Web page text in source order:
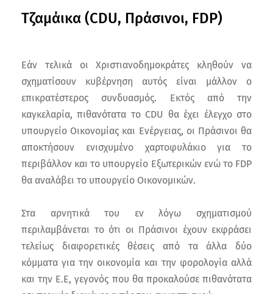
Τζαμάικα (CDU, Πράσινοι, FDP)
Εάν τελικά οι Χριστιανοδημοκράτες κληθούν να
σχηματίσουν κυβέρνηση αυτός είναι μάλλον ο
επικρατέστερος συνδυασμός. Εκτός από την
καγκελαρία, πιθανότατα το CDU θα έχει έλεγχο στο
υπουργείο Οικονομίας και Ενέργειας, οι Πράσινοι θα
αποκτήσουν ενισχυμένο χαρτοφυλάκιο για το
περιβάλλον και το υπουργείο Εξωτερικών ενώ το FDP
θα αναλάβει το υπουργείο Οικονομικών.
Στα αρνητικά του εν λόγω σχηματισμού
περιλαμβάνεται το ότι οι Πράσινοι έχουν εκφράσει
τελείως διαφορετικές θέσεις από τα άλλα δύο
κόμματα για την οικονομία και την φορολογία αλλά
και την Ε.Ε, γεγονός που θα προκαλούσε πιθανότατα